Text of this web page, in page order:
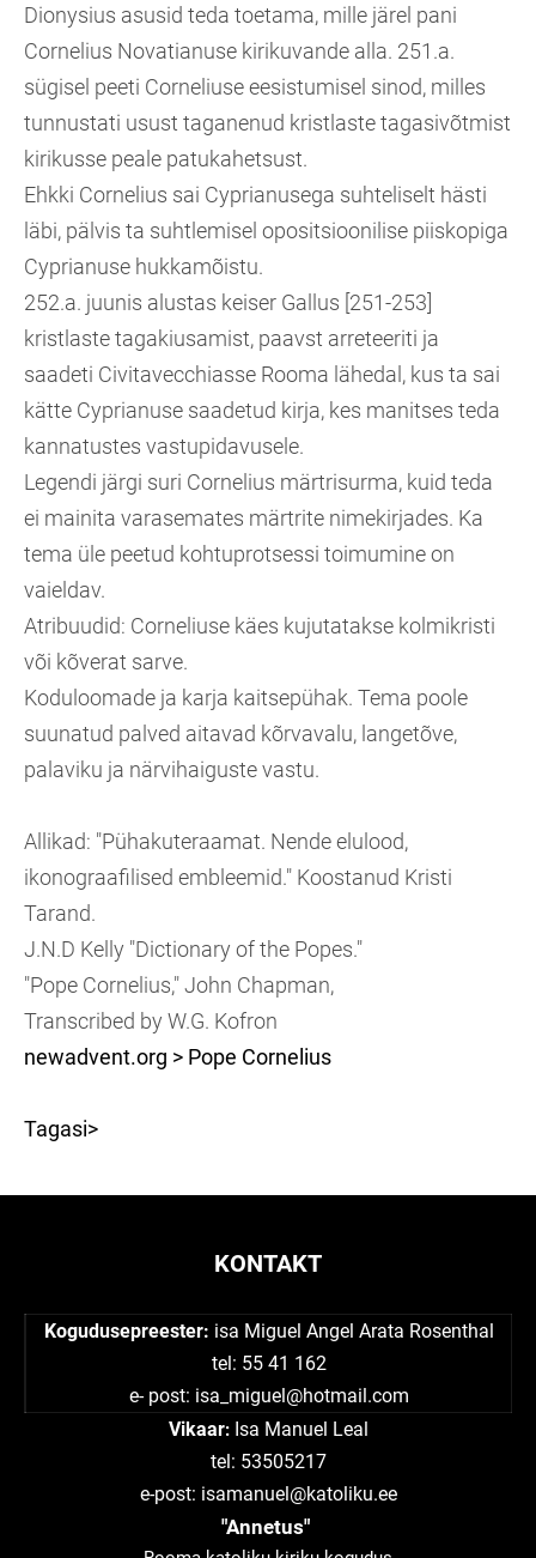
Dionysius asusid teda toetama, mille järel pani
Cornelius Novatianuse kirikuvande alla. 251.a.
sügisel peeti Corneliuse eesistumisel sinod, milles
tunnustati usust taganenud kristlaste tagasivõtmist
kirikusse peale patukahetsust.
Ehkki Cornelius sai Cyprianusega suhteliselt hästi
läbi, pälvis ta suhtlemisel opositsioonilise piiskopiga
Cyprianuse hukkamõistu.
252.a. juunis alustas keiser Gallus [251-253]
kristlaste tagakiusamist, paavst arreteeriti ja
saadeti Civitavecchiasse Rooma lähedal, kus ta sai
kätte Cyprianuse saadetud kirja, kes manitses teda
kannatustes vastupidavusele.
Legendi järgi suri Cornelius märtrisurma, kuid teda
ei mainita varasemates märtrite nimekirjades. Ka
tema üle peetud kohtuprotsessi toimumine on
vaieldav.
Atribuudid: Corneliuse käes kujutatakse kolmikristi
või kõverat sarve.
Koduloomade ja karja kaitsepühak. Tema poole
suunatud palved aitavad kõrvavalu, langetõve,
palaviku ja närvihaiguste vastu.
Allikad: "Pühakuteraamat. Nende elulood,
ikonograafilised embleemid." Koostanud Kristi
Tarand.
J.N.D Kelly "Dictionary of the Popes."
"Pope Cornelius," John Chapman,
Transcribed by W.G. Kofron
newadvent.org > Pope Cornelius
Tagasi>
KONTAKT
Kogudusepreester: isa Miguel Angel Arata Rosenthal
tel: 55 41 162
e- post: isa_miguel@hotmail.com
Vikaar: Isa Manuel Leal
tel: 53505217
e-post: isamanuel@katoliku.ee
"Annetus"